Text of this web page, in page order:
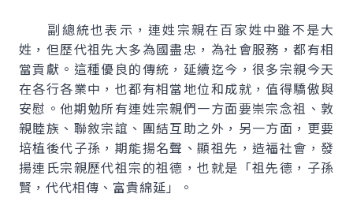
副總統也表示，連姓宗親在百家姓中雖不是大
姓，但歷代祖先大多為國盡忠，為社會服務，都有相
當貢獻。這種優良的傳統，延續迄今，很多宗親今天
在各行各業中，也都有相當地位和成就，值得驕傲與
安慰。他期勉所有連姓宗親們一方面要崇宗念祖、敦
親睦族、聯敘宗誼、團結互助之外，另一方面，更要
培植後代子孫，期能揚名聲、顯祖先，造福社會，發
揚連氏宗親歷代祖宗的祖德，也就是「祖先德，子孫
賢，代代相傳、富貴綿延」。